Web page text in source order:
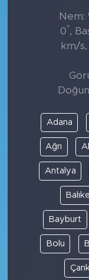
Nem:
0°,
km/s,
Adana
Ağrı
Antalya
Bayburt
Bolu